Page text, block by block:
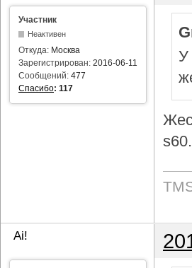
Участник
Неактивен
Откуда: Москва
Зарегистрирован: 2016-06-11
Сообщений: 477
Спасибо: 117
У
Ai!